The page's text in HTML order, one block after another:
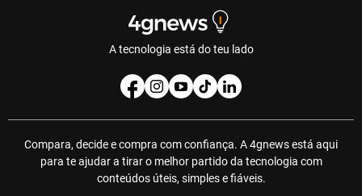
A tecnologia está do teu lado
Compara, decide e compra com confiança. A 4gnews está aqui
para te ajudar a tirar o melhor partido da tecnologia com
conteúdos úteis, simples e fiáveis.